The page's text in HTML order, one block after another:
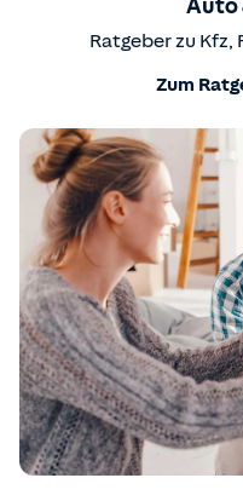
Auto
Ratgeber zu Kfz,
Zum